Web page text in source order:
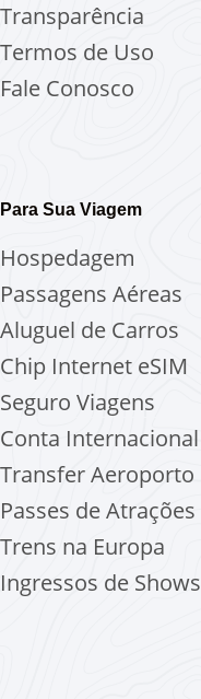
Transparência
Termos de Uso
Fale Conosco
Para Sua Viagem
Hospedagem
Passagens Aéreas
Aluguel de Carros
Chip Internet eSIM
Seguro Viagens
Conta Internacional
Transfer Aeroporto
Passes de Atrações
Trens na Europa
Ingressos de Shows